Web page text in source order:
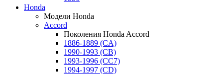
Honda
Модели Honda
Accord
Поколения Honda Accord
1886-1889 (CA)
1990-1993 (CB)
1993-1996 (CC7)
1994-1997 (CD)